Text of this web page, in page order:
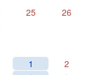
25
26
1
2